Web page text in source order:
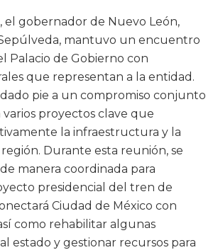
el gobernador de Nuevo León,
mantuvo un encuentro
Palacio de Gobierno con
que representan a la entidad.
pie a un compromiso conjunto
varios proyectos clave que
la infraestructura y la
Durante esta reunión, se
manera coordinada para
presidencial del tren de
Ciudad de México con
como rehabilitar algunas
estado y gestionar recursos para